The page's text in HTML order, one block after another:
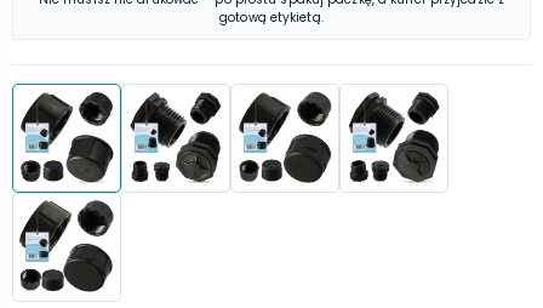
gotową etykietą.